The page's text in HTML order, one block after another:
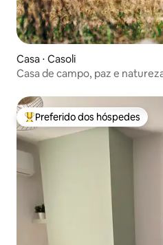
Casa ⋅ Casoli
Casa de campo, paz e
Entre os melhores preferidos
Preferido dos hóspedes